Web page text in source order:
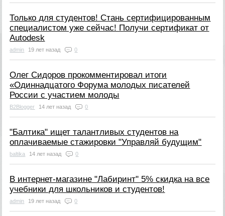
Только для студентов! Стань сертифицированным
специалистом уже сейчас! Получи сертификат от
Autodesk
admin 19 лет назад 0
Олег Сидоров прокомментировал итоги
«Одиннадцатого Форума молодых писателей
России с участием молоды
B2Blogger 14 лет назад 0
"Балтика" ищет талантливых студентов на
оплачиваемые стажировки "Управляй будущим"
baltika 14 лет назад 0
В интернет-магазине "Лабиринт" 5% скидка на все
учебники для школьников и студентов!
admin 19 лет назад 0